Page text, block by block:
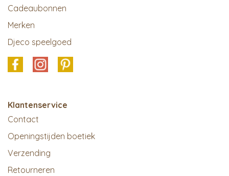
Cadeaubonnen
Merken
Djeco speelgoed
Klantenservice
Contact
Openingstijden boetiek
Verzending
Retourneren